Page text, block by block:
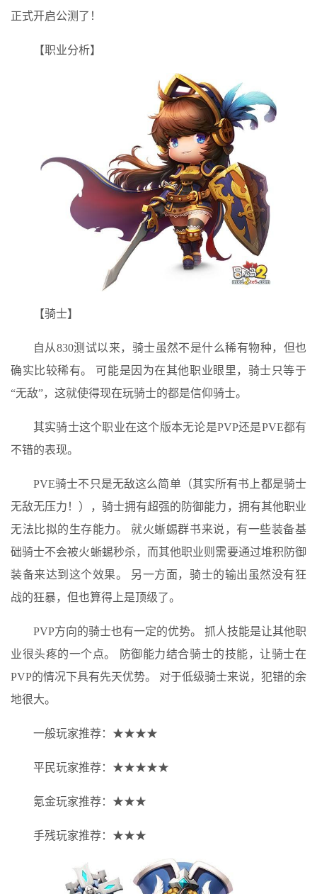
正式开启公测了！
【职业分析】
【骑士】
自从830测试以来，骑士虽然不是什么稀有物种，但也
确实比较稀有。 可能是因为在其他职业眼里，骑士只等于
“无敌”，这就使得现在玩骑士的都是信仰骑士。
其实骑士这个职业在这个版本无论是PVP还是PVE都有
不错的表现。
PVE骑士不只是无敌这么简单（其实所有书上都是骑士
无敌无压力！），骑士拥有超强的防御能力，拥有其他职业
无法比拟的生存能力。 就火蜥蜴群书来说，有一些装备基
础骑士不会被火蜥蜴秒杀，而其他职业则需要通过堆积防御
装备来达到这个效果。 另一方面，骑士的输出虽然没有狂
战的狂暴，但也算得上是顶级了。
PVP方向的骑士也有一定的优势。 抓人技能是让其他职
业很头疼的一个点。 防御能力结合骑士的技能，让骑士在
PVP的情况下具有先天优势。 对于低级骑士来说，犯错的余
地很大。
一般玩家推荐：★★★★
平民玩家推荐：★★★★★
氪金玩家推荐：★★★
手残玩家推荐：★★★